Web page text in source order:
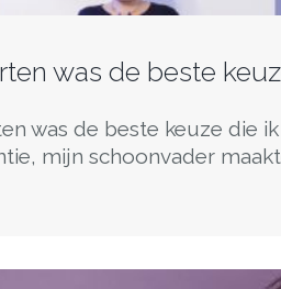
was de beste
was de beste keuze die
mijn schoonvader